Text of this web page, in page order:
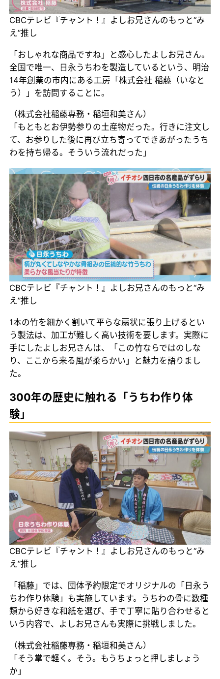
CBCテレビ『チャント！』よしお兄さんのもっと“み
え”推し
「おしゃれな商品ですね」と感心したよしお兄さん。
全国で唯一、日永うちわを製造しているという、明治
14年創業の市内にある工房「株式会社 稲藤（いなと
う）」を訪問することに。
（株式会社稲藤専務・稲垣和美さん）
「もともとお伊勢参りの土産物だった。行きに注文し
て、お参りした後に再び立ち寄ってできあがったうち
わを持ち帰る。そういう流れだった」
CBCテレビ『チャント！』よしお兄さんのもっと“み
え”推し
1本の竹を細かく割いて平らな扇状に張り上げるとい
う製法は、加工が難しく高い技術を要します。実際に
手にしたよしお兄さんは、「この竹ならではのしな
り、ここから来る風が柔らかい」と魅力を語りまし
た。
300年の歴史に触れる「うちわ作り体
験」
CBCテレビ『チャント！』よしお兄さんのもっと“み
え”推し
「稲藤」では、団体予約限定でオリジナルの「日永う
ちわ作り体験」も実施しています。うちわの骨に数種
類から好きな和紙を選び、手で丁寧に貼り合わせると
いう内容で、よしお兄さんも実際に挑戦しました。
（株式会社稲藤専務・稲垣和美さん）
「そう掌で軽く。そう。もうちょっと押しましょう
か」